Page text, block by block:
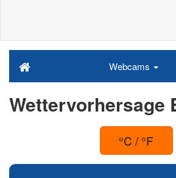
Webcams
Wettervorhersage
°C / °F